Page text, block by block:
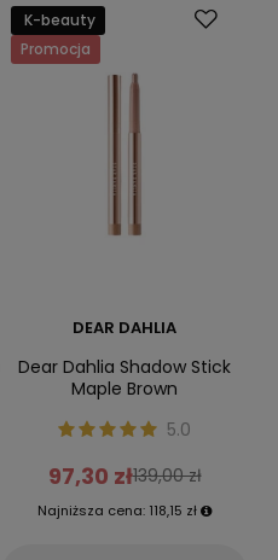
K-beauty
Promocja
DEAR DAHLIA
Dear Dahlia Shadow Stick
Maple Brown
5.0
97,30 zł139,00 zł
Najniższa cena: 118,15 zł